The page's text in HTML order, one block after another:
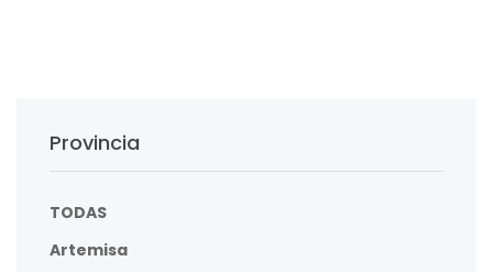
Provincia
TODAS
Artemisa